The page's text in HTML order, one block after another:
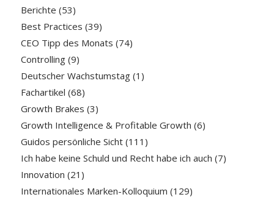
Berichte (53)
Best Practices (39)
CEO Tipp des Monats (74)
Controlling(9)
Deutscher Wachstumstag(1)
Fachartikel (68)
Growth Brakes (3)
Growth Intelligence & Profitable Growth (6)
Guidos persönliche Sicht(111)
Ich habe keine Schuld und Recht habe ich auch (7)
Innovation (21)
Internationales Marken-Kolloquium (129)